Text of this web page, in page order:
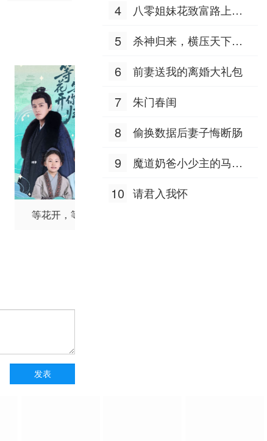
音欲
彩,田村智浩,加藤大骑,和田聪宏
等花开，等你归
4
八零姐妹花致富路上捡
5
杀神归来，横压天下无
6 前妻送我的离婚大礼包
7 朱门春闺
8 偷换数据后妻子悔断肠
9
魔道奶爸小少主的马甲
10 请君入我怀